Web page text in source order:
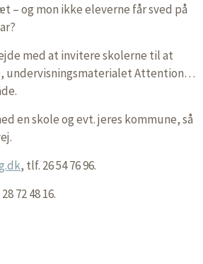
og mon ikke eleverne får sved på
med at invitere skolerne til at
undervisningsmaterialet Attention…
en skole og evt. jeres kommune, så
, tlf. 26 54 76 96.
72 48 16.